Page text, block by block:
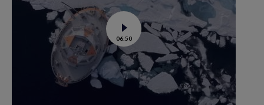
Voir
la
vidéo
de
Tara
Polar
station
:
06:50